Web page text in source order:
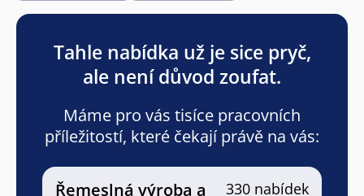
Tahle nabídka už je sice pryč,
ale není důvod zoufat.
Máme pro vás tisíce pracovních
příležitostí, které čekají právě na vás:
Řemeslná výroba a
330 nabídek